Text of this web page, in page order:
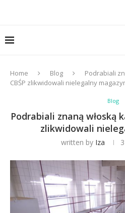
Home Blog
Podrabiali
CBŚP zlikwidowali nielegalny
Blog
Podrabiali znaną włoską
zlikwidowali
written by Iza